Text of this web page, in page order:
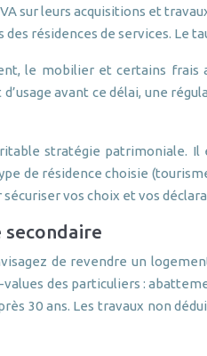
sur leurs acquisitions et
résidences de services. Le
le mobilier et certains
avant ce délai, une
stratégie patrimoniale.
de résidence choisie
vos choix et vos
de revendre un
des particuliers :
30 ans. Les travaux non